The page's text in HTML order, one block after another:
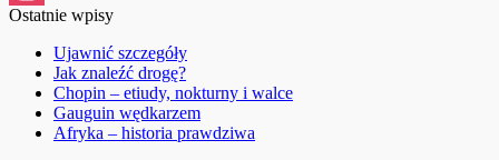
Instagram
Ostatnie wpisy
Ujawnić szczegóły
Jak znaleźć drogę?
Chopin – etiudy, nokturny i walce
Gauguin wędkarzem
Afryka – historia prawdziwa